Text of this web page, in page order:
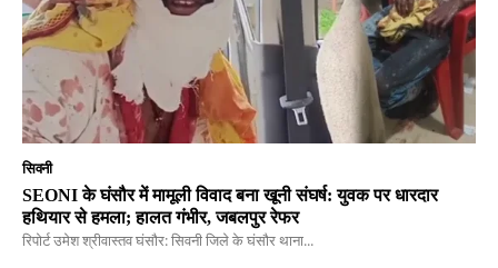
सिवनी
SEONI के घंसौर में मामूली विवाद बना खूनी संघर्ष: युवक पर धारदार
हथियार से हमला; हालत गंभीर, जबलपुर रेफर
रिपोर्ट उमेश श्रीवास्तव घंसौर: सिवनी जिले के घंसौर थाना...